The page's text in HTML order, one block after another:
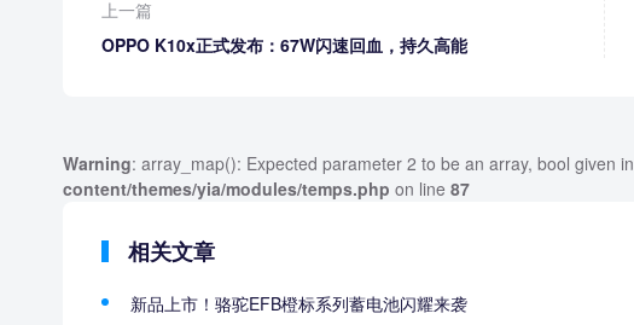
上一篇
OPPO K10x正式发布：67W闪速回血，持久高能
Warning: array_map(): Expected parameter 2 to be an array, bool given in
content/themes/yia/modules/temps.php on line 87
相关文章
新品上市！骆驼EFB橙标系列蓄电池闪耀来袭